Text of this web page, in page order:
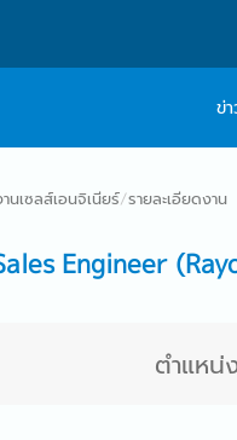
ข่
นเซลส์เอนจิเนียร์/รายละเอียดงาน
Engineer
ตำแหน่